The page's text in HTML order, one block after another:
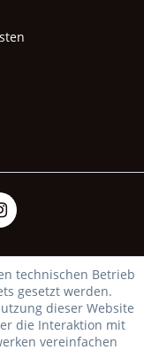
technischen Betrieb
gesetzt werden.
dieser Website
die Interaktion mit
vereinfachen